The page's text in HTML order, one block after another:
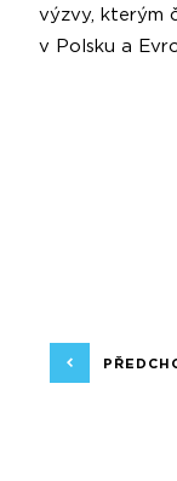
výzvy, kterým
v Polsku a